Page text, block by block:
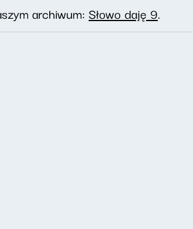
archiwum: Słowo daję 9.